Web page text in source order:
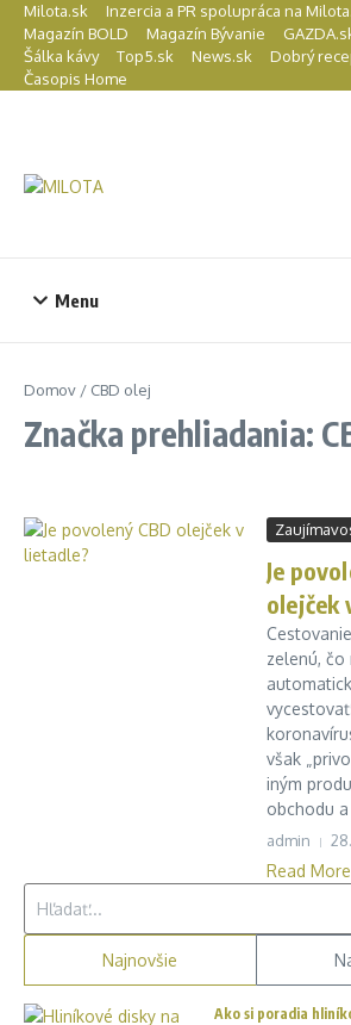
Preskočiť na obsah
Milota.sk
Inzercia a PR spolupráca na
Magazín BOLD
Magazín Bývanie
Šálka kávy
Top5.sk News.sk
Dobrý
Časopis Home
Menu
Domov / CBD olej
Značka prehliadania:
Je
olejček
zelenú,
však
iným
obchodu
admin
Read More
Najnovšie
Ako si poradia